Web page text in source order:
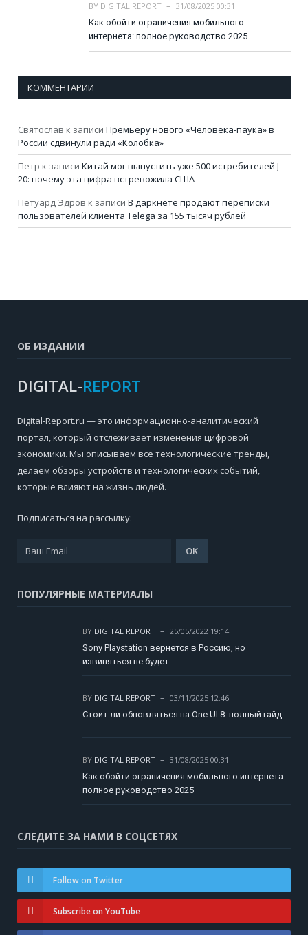
BY DIGITAL REPORT
31/08/2025 00:31
Как обойти ограничения мобильного
интернета: полное руководство 2025
КОММЕНТАРИИ
Святослав к записи Премьеру нового «Человека-паука» в
России сдвинули ради «Колобка»
Петр к записи Китай мог выпустить уже 500 истребителей J-
20: почему эта цифра встревожила США
Петуард Эдров к записи В даркнете продают переписки
пользователей клиента Telega за 155 тысяч рублей
ОБ ИЗДАНИИ
DIGITAL-REPORT
Digital-Report.ru — это информационно-аналитический
портал, который отслеживает изменения цифровой
экономики. Мы описываем все технологические тренды,
делаем обзоры устройств и технологических событий,
которые влияют на жизнь людей.
Подписаться на рассылку:
ПОПУЛЯРНЫЕ МАТЕРИАЛЫ
BY DIGITAL REPORT
25/05/2022 19:14
Sony Playstation вернется в Россию, но
извиняться не будет
BY DIGITAL REPORT
03/11/2025 12:46
Стоит ли обновляться на One UI 8: полный гайд
BY DIGITAL REPORT
31/08/2025 00:31
Как обойти ограничения мобильного интернета:
полное руководство 2025
СЛЕДИТЕ ЗА НАМИ В СОЦСЕТЯХ
Follow on Twitter
Subscribe on YouTube